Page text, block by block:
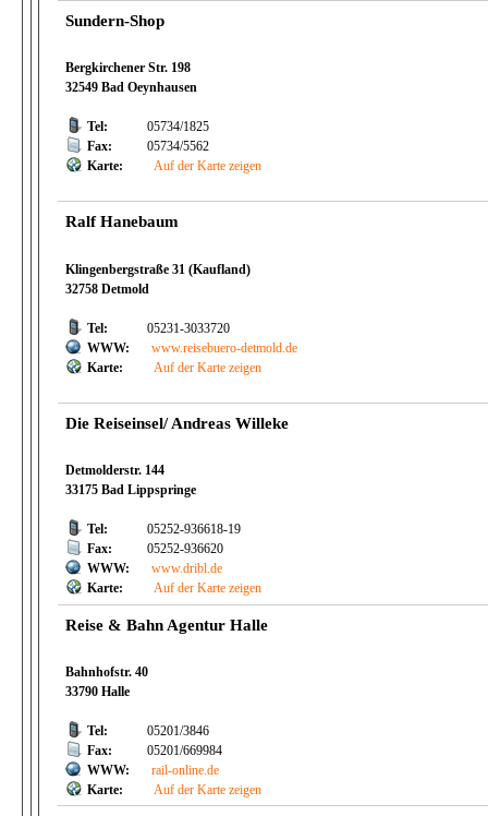
Sundern-Shop
Bergkirchener Str. 198
32549 Bad Oeynhausen
Tel:
05734/1825
Fax:
05734/5562
Karte:
Auf der Karte zeigen
Ralf Hanebaum
Klingenbergstraße 31 (Kaufland)
32758 Detmold
Tel:
05231-3033720
WWW:
www.reisebuero-detmold.de
Karte:
Auf der Karte zeigen
Die Reiseinsel/ Andreas Willeke
Detmolderstr. 144
33175 Bad Lippspringe
Tel:
05252-936618-19
Fax:
05252-936620
WWW:
www.dribl.de
Karte:
Auf der Karte zeigen
Reise & Bahn Agentur Halle
Bahnhofstr. 40
33790 Halle
Tel:
05201/3846
Fax:
05201/669984
WWW:
rail-online.de
Karte:
Auf der Karte zeigen